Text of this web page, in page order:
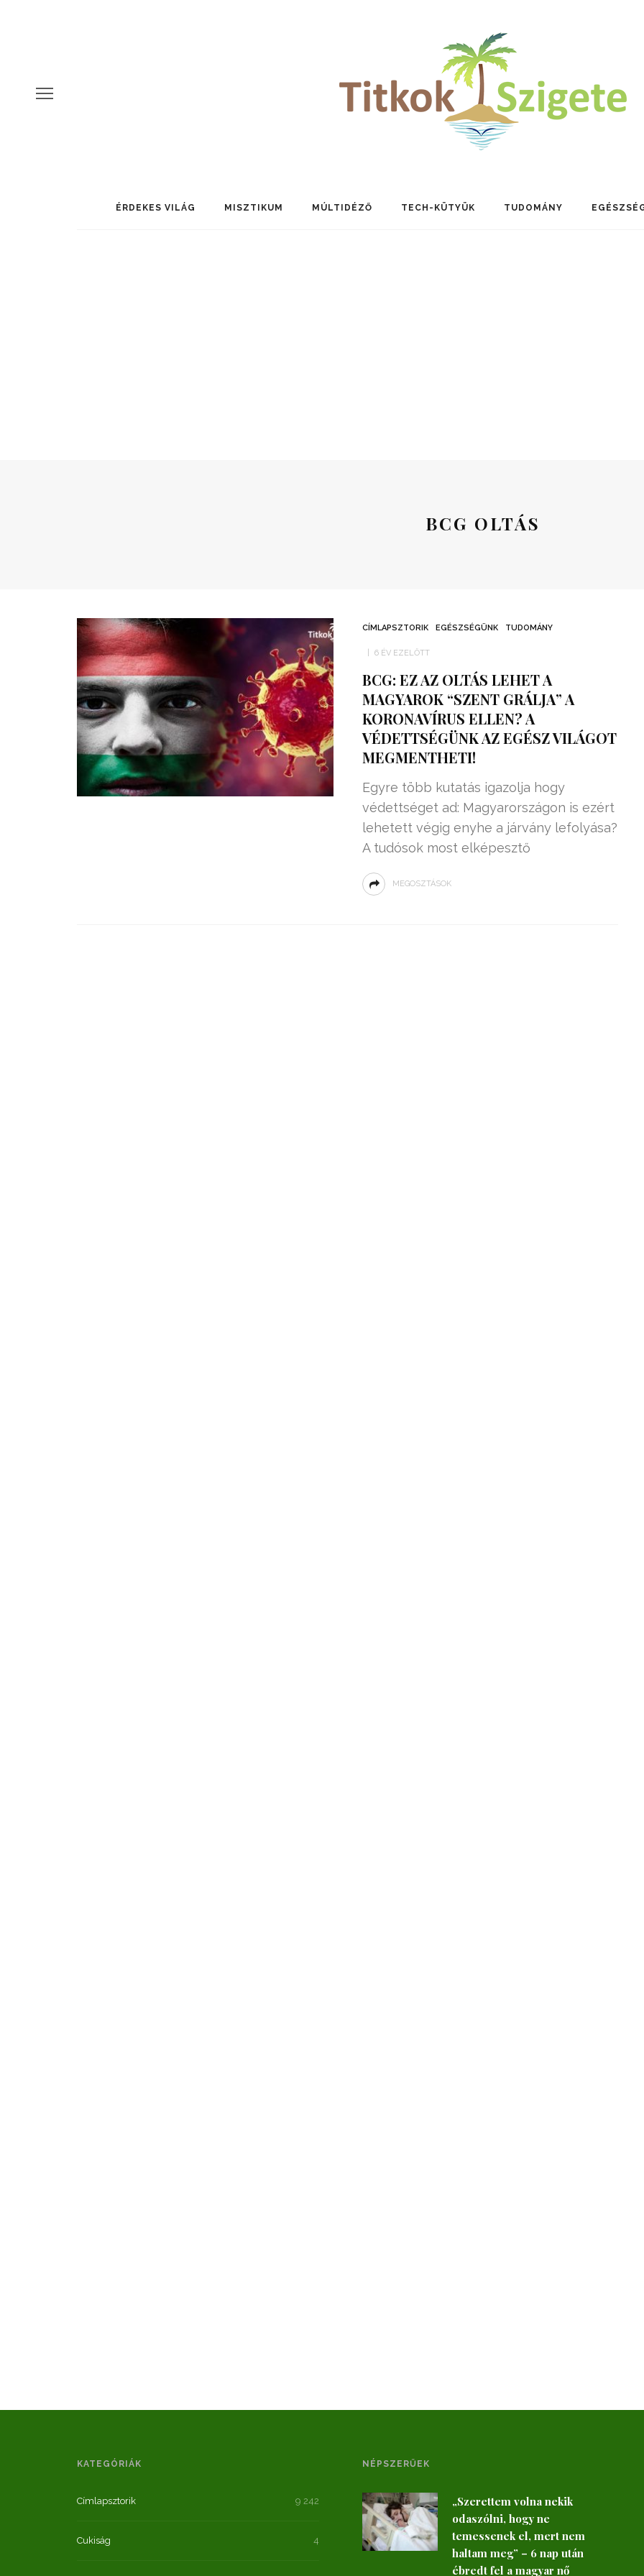
ÉRDEKES VILÁG MISZTIKUM MÚLTIDÉZŐ TECH-KÜTYÜK TUDOMÁNY
BCG OLTÁS
CÍMLAPSZTORIK EGÉSZSÉGÜNK TUDOMÁNY
6 ÉV EZELŐTT
BCG: EZ AZ OLTÁS LEHET A
MAGYAROK “SZENT GRÁLJA” A
KORONAVÍRUS ELLEN? A
VÉDETTSÉGÜNK AZ EGÉSZ VILÁGOT
MEGMENTHETI!
Egyre több kutatás igazolja hogy
védettséget ad: Magyarországon is ezért
lehetett végig enyhe a járvány lefolyása?
A tudósok most elképesztő
MEGOSZTÁSOK
KATEGÓRIÁK
Címlapsztorik 9 242
Cukiság 4
NÉPSZERŰEK
„Szerettem volna nekik
odaszólni, hogy ne
temessenek el, mert nem
haltam meg” – 6 nap után
ébredt fel a magyar nő